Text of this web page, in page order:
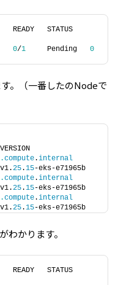
STATUS
0/1
     Pending
0
。（一番したのNodeで
compute.internal
25.15-eks-e71965b
compute.internal
25.15-eks-e71965b
compute.internal
25.15-eks-e71965b
わかります。
STATUS